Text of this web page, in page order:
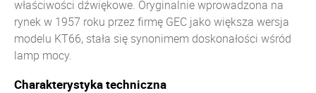
właściwości dźwiękowe. Oryginalnie wprowadzona na
rynek w 1957 roku przez firmę GEC jako większa wersja
modelu KT66, stała się synonimem doskonałości wśród
lamp mocy.
Charakterystyka techniczna